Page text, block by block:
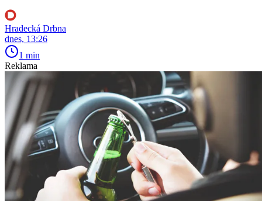
Hradecká Drbna
dnes, 13:26
1 min
Reklama